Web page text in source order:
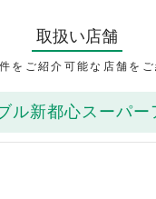
取扱い店舗
をご紹介可能な店舗をご
ル新都心スーパー